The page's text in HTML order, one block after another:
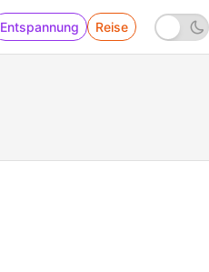
Entspannung Reise